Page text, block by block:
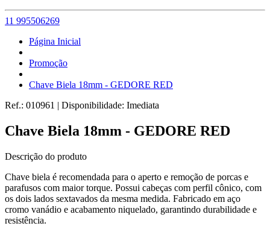
11 995506269
Página Inicial
Promoção
Chave Biela 18mm - GEDORE RED
Ref.: 010961 | Disponibilidade: Imediata
Chave Biela 18mm - GEDORE RED
Descrição do produto
Chave biela é recomendada para o aperto e remoção de porcas e
parafusos com maior torque. Possui cabeças com perfil cônico, com
os dois lados sextavados da mesma medida. Fabricado em aço
cromo vanádio e acabamento niquelado, garantindo durabilidade e
resistência.